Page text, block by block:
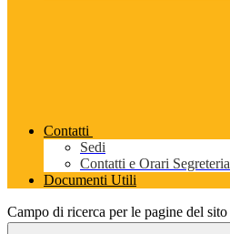
Contatti
Sedi
Contatti e Orari Segreteria
Documenti Utili
Campo di ricerca per le pagine del sito